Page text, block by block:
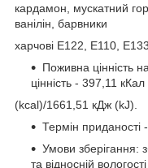
кардамон, мускатний
ванілін, барвники
харчові Е122, E110,
Поживна цінність
цінність - 397,11 кКал
(kcal)/1661,51 кДж (kJ).
Термін приданості
Умови зберігання:
та відносній вологості